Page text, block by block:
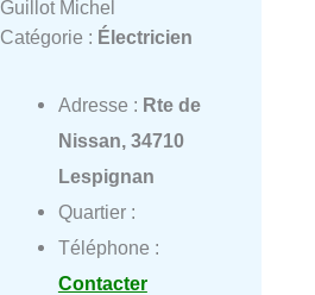
Guillot Michel
Catégorie : Électricien
Adresse : Rte de
Nissan, 34710
Lespignan
Quartier :
Téléphone :
Contacter